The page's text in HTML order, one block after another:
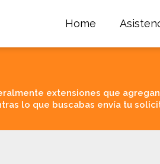
Home
extensiones que
lo que buscabas envía tu